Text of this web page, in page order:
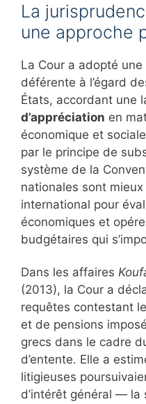
La
une approche
La Cour a adopté
déférente à l’égard
États, accordant une
d’appréciation en
économique et
par le principe de
système de la
nationales sont
international pour
économiques et
budgétaires qui
Dans les affaires
(2013), la Cour a
requêtes contestant
et de pensions
grecs dans le cadre
d’entente. Elle a
litigieuses
d’intérêt général —